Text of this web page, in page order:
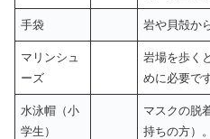
手袋 岩や貝殻か
マリンシュ
ーズ
岩場を歩く
めに必要で
水泳帽（小
学生）
マスクの脱
持ちの方）。